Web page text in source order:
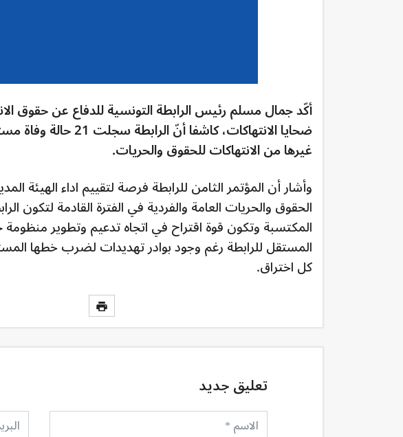
أكّد جمال مسلم رئيس الرابطة التونسية للدفاع عن حقوق
ضحايا الانتهاكات،
غيرها من الانتهاكات للحقوق والحريات.
وأشار أن المؤتمر الثامن للرابطة فرصة لتقييم اداء الهيئة
الحقوق والحريات العامة والفردية في الفترة القادمة لتكون
المكتسبة وتكون قوة اقتراح في اتجاه تدعيم وتطوير
المستقل للرابطة رغم وجود بوادر تهديدات لضرب خطها
كل اختراق.
تعليق جديد